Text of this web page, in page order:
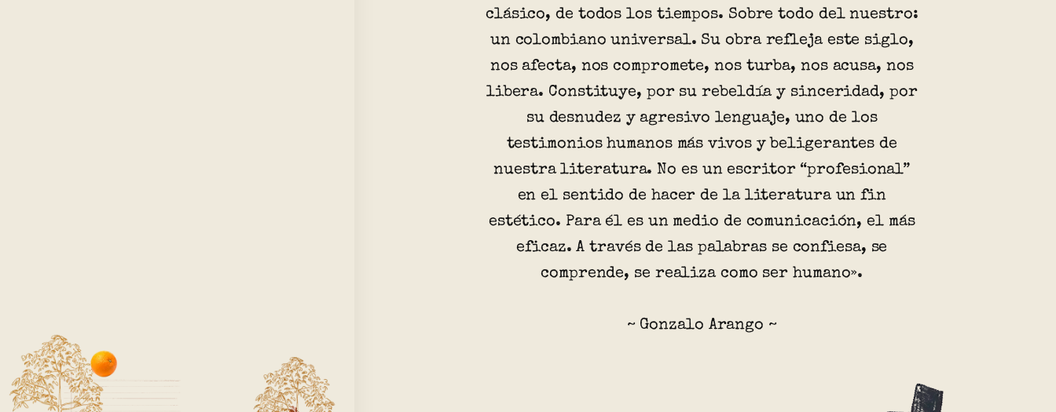
clásico, de todos los tiempos. Sobre todo del nuestro:
un colombiano universal. Su obra refleja este siglo,
nos afecta, nos compromete, nos turba, nos acusa, nos
libera. Constituye, por su rebeldía y sinceridad, por
su desnudez y agresivo lenguaje, uno de los
testimonios humanos más vivos y beligerantes de
nuestra literatura. No es un escritor “profesional”
en el sentido de hacer de la literatura un fin
estético. Para él es un medio de comunicación, el más
eficaz. A través de las palabras se confiesa, se
comprende, se realiza como ser humano».
~ Gonzalo Arango ~